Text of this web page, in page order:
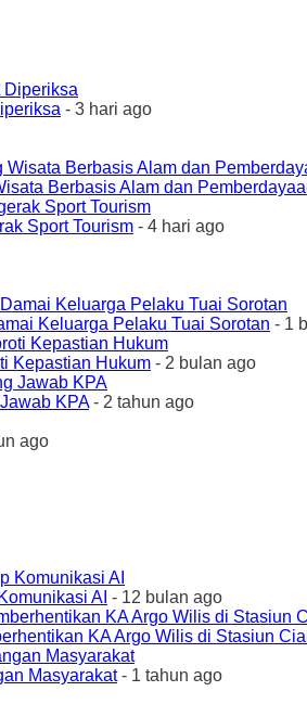
- 3 hari ago
Berbasis Alam dan
Sport Tourism - 4 hari ago
Keluarga Pelaku Tuai Sorotan - 1
Kepastian Hukum - 2 bulan ago
KPA- 2 tahun ago
ago
AI - 12 bulan ago
KA Argo Wilis di Stasiun
Masyarakat- 1 tahun ago